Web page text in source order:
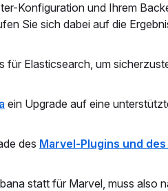
Konfiguration und Ihrem
Sie sich dabei auf die
Elasticsearch, um
ein Upgrade auf eine
des Marvel-Plugins und
statt für Marvel, muss also